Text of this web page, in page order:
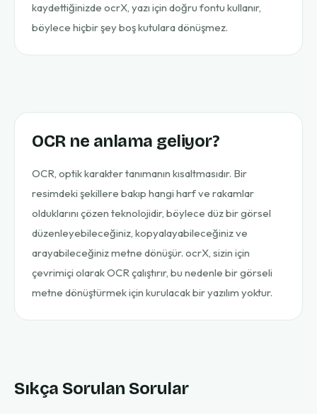
kaydettiğinizde ocrX, yazı için doğru fontu kullanır,
böylece hiçbir şey boş kutulara dönüşmez.
OCR ne anlama geliyor?
OCR, optik karakter tanımanın kısaltmasıdır. Bir
resimdeki şekillere bakıp hangi harf ve rakamlar
olduklarını çözen teknolojidir, böylece düz bir görsel
düzenleyebileceğiniz, kopyalayabileceğiniz ve
arayabileceğiniz metne dönüşür. ocrX, sizin için
çevrimiçi olarak OCR çalıştırır, bu nedenle bir görseli
metne dönüştürmek için kurulacak bir yazılım yoktur.
Sıkça Sorulan Sorular